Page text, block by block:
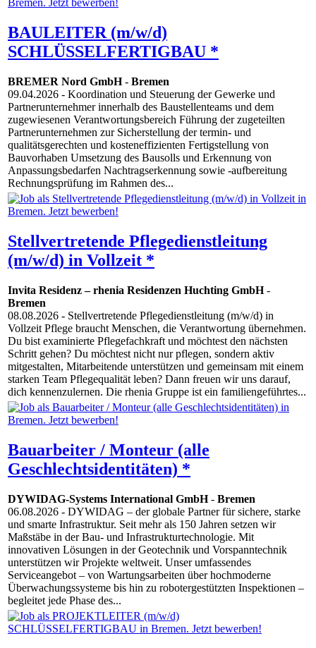
BAULEITER (m/w/d)
SCHLÜSSELFERTIGBAU *
BREMER Nord GmbH- Bremen
09.04.2026 - Koordination und Steuerung der Gewerke und
Partnerunternehmer innerhalb des Baustellenteams und dem
zugewiesenen Verantwortungsbereich Führung der zugeteilten
Partnerunternehmen zur Sicherstellung der termin- und
qualitätsgerechten und kosteneffizienten Fertigstellung von
Bauvorhaben Umsetzung des Bausolls und Erkennung von
Anpassungsbedarfen Nachtragserkennung sowie -aufbereitung
Rechnungsprüfung im Rahmen des...
Stellvertretende Pflegedienstleitung
(m/w/d) in Vollzeit *
Invita Residenz – rhenia Residenzen Huchting GmbH-
Bremen
08.08.2026 - Stellvertretende Pflegedienstleitung (m/w/d) in
Vollzeit Pflege braucht Menschen, die Verantwortung übernehmen.
Du bist examinierte Pflegefachkraft und möchtest den nächsten
Schritt gehen? Du möchtest nicht nur pflegen, sondern aktiv
mitgestalten, Mitarbeitende unterstützen und gemeinsam mit einem
starken Team Pflegequalität leben? Dann freuen wir uns darauf,
dich kennenzulernen. Die rhenia Gruppe ist ein familiengeführtes...
Bauarbeiter / Monteur (alle
Geschlechtsidentitäten) *
DYWIDAG-Systems International GmbH- Bremen
06.08.2026 - DYWIDAG – der globale Partner für sichere, starke
und smarte Infrastruktur. Seit mehr als 150 Jahren setzen wir
Maßstäbe in der Bau- und Infrastrukturtechnologie. Mit
innovativen Lösungen in der Geotechnik und Vorspanntechnik
unterstützen wir Projekte weltweit. Unser umfassendes
Serviceangebot – von Wartungsarbeiten über hochmoderne
Überwachungssysteme bis hin zu robotergestützten Inspektionen –
begleitet jede Phase des...